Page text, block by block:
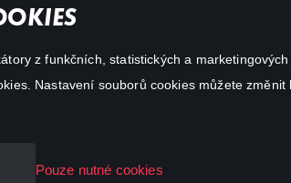
z funkčních, statistických a
Nastavení souborů cookies můžete
Pouze nutné cookies